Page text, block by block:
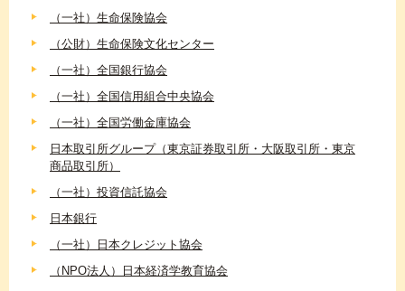
（一社）生命保険協会
（公財）生命保険文化センター
（一社）全国銀行協会
（一社）全国信用組合中央協会
（一社）全国労働金庫協会
日本取引所グループ（東京証券取引所・大阪取引所・東京
商品取引所）
（一社）投資信託協会
日本銀行
（一社）日本クレジット協会
（NPO法人）日本経済学教育協会